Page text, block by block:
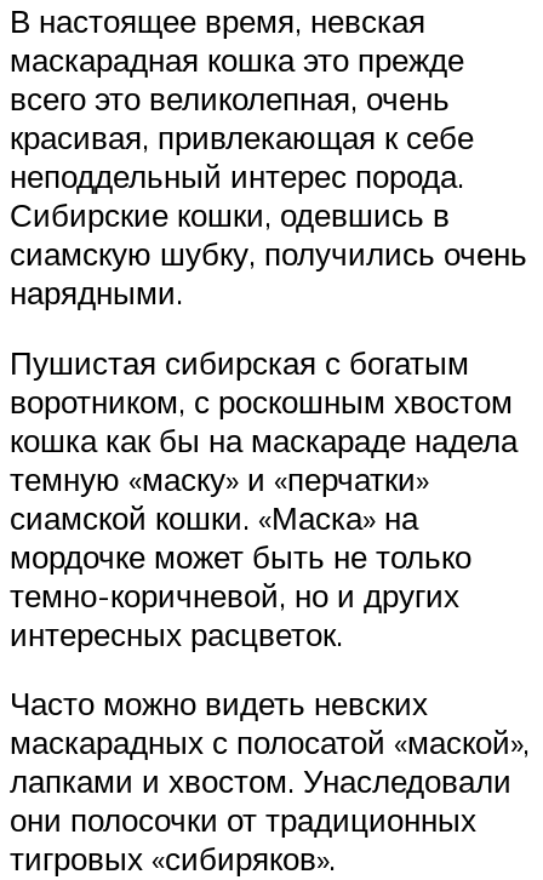
В настоящее время, невская
маскарадная кошка это прежде
всего это великолепная, очень
красивая, привлекающая к себе
неподдельный интерес порода.
Сибирские кошки, одевшись в
сиамскую шубку, получились очень
нарядными.
Пушистая сибирская с богатым
воротником, с роскошным хвостом
кошка как бы на маскараде надела
темную «маску» и «перчатки»
сиамской кошки. «Маска» на
мордочке может быть не только
темно-коричневой, но и других
интересных расцветок.
Часто можно видеть невских
маскарадных с полосатой «маской»,
лапками и хвостом. Унаследовали
они полосочки от традиционных
тигровых «сибиряков».